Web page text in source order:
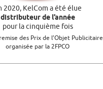
2020, KelCom a été élue
distributeur de l’année
pour la cinquième fois
des Prix de l’Objet Publicitaire
organisée par la 2FPCO